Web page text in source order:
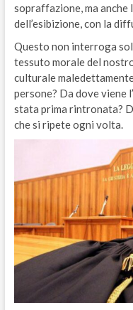
sopraffazione, ma
dell’esibizione, con la
Questo non interroga
tessuto morale del
culturale
persone? Da dove viene
stata prima rintronata?
che si ripete ogni volta.